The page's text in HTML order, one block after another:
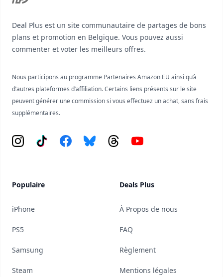
Deal Plus est un site communautaire de partages de bons
plans et promotion en Belgique. Vous pouvez aussi
commenter et voter les meilleurs offres.
Nous participons au programme Partenaires Amazon EU ainsi qu’à
d’autres plateformes d’affiliation. Certains liens présents sur le site
peuvent générer une commission si vous effectuez un achat, sans frais
supplémentaires.
Instagram
Tiktok FacebookBlueskyThreadsYouTube
Populaire
iPhone
PS5
Samsung
Steam
Deals Plus
À Propos de nous
FAQ
Règlement
Mentions légales